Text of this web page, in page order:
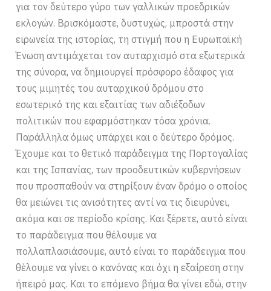
για τον δεύτερο γύρο των γαλλικών προεδρικών
εκλογών. Βρισκόμαστε, δυστυχώς, μπροστά στην
ειρωνεία της ιστορίας, τη στιγμή που η Ευρωπαϊκή
Ένωση αντιμάχεται τον αυταρχισμό στα εξωτερικά
της σύνορα, να δημιουργεί πρόσφορο έδαφος για
τους μιμητές του αυταρχικού δρόμου στο
εσωτερικό της και εξαιτίας των αδιέξοδων
πολιτικών που εφαρμόστηκαν τόσα χρόνια.
Παράλληλα όμως υπάρχει και ο δεύτερο δρόμος.
Έχουμε και το θετικό παράδειγμα της Πορτογαλίας
και της Ισπανίας, των προοδευτικών κυβερνήσεων
που προσπαθούν να στηρίξουν έναν δρόμο ο οποίος
θα μειώνει τις ανισότητες αντί να τις διευρύνει,
ακόμα και σε περίοδο κρίσης. Και ξέρετε, αυτό είναι
το παράδειγμα που θέλουμε να
πολλαπλασιάσουμε, αυτό είναι το παράδειγμα που
θέλουμε να γίνει ο κανόνας και όχι η εξαίρεση στην
ήπειρό μας. Και το επόμενο βήμα θα γίνει εδώ, στην